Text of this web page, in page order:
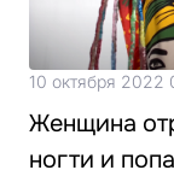
10 октября 2022
Женщина
ногти и